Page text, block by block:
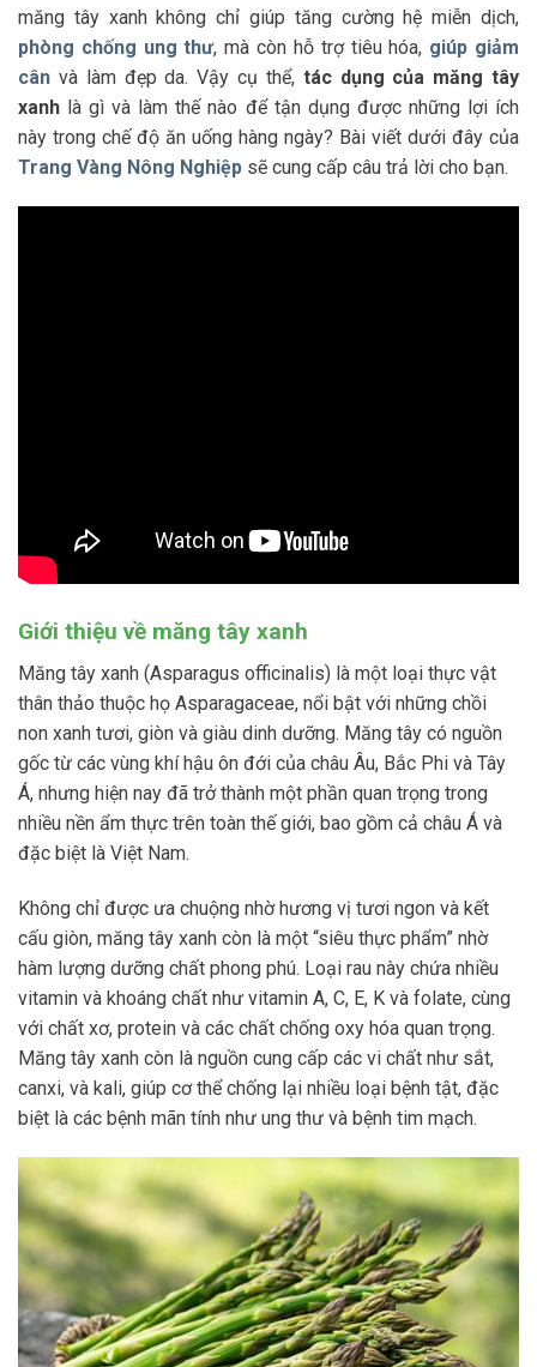
măng tây xanh không chỉ giúp tăng cường hệ miễn dịch,
phòng chống ung thư, mà còn hỗ trợ tiêu hóa, giúp giảm
cân và làm đẹp da. Vậy cụ thể,tác dụng của măng tây
xanh là gì và làm thế nào để tận dụng được những lợi ích
này trong chế độ ăn uống hàng ngày? Bài viết dưới đây của
Trang Vàng Nông Nghiệp sẽ cung cấp câu trả lời cho bạn.
Giới thiệu về măng tây xanh
Măng tây xanh (Asparagus officinalis) là một loại thực vật
thân thảo thuộc họ Asparagaceae, nổi bật với những chồi
non xanh tươi, giòn và giàu dinh dưỡng. Măng tây có nguồn
gốc từ các vùng khí hậu ôn đới của châu Âu, Bắc Phi và Tây
Á, nhưng hiện nay đã trở thành một phần quan trọng trong
nhiều nền ẩm thực trên toàn thế giới, bao gồm cả châu Á và
đặc biệt là Việt Nam.
Không chỉ được ưa chuộng nhờ hương vị tươi ngon và kết
cấu giòn, măng tây xanh còn là một “siêu thực phẩm” nhờ
hàm lượng dưỡng chất phong phú. Loại rau này chứa nhiều
vitamin và khoáng chất như vitamin A, C, E, K và folate, cùng
với chất xơ, protein và các chất chống oxy hóa quan trọng.
Măng tây xanh còn là nguồn cung cấp các vi chất như sắt,
canxi, và kali, giúp cơ thể chống lại nhiều loại bệnh tật, đặc
biệt là các bệnh mãn tính như ung thư và bệnh tim mạch.